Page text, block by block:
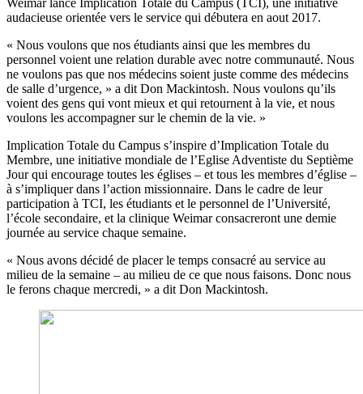
audacieuse orientée vers le service qui débutera en aout 2017.
« Nous voulons que nos étudiants ainsi que les membres du
personnel voient une relation durable avec notre communauté. Nous
ne voulons pas que nos médecins soient juste comme des médecins
de salle d’urgence, » a dit Don Mackintosh. Nous voulons qu’ils
voient des gens qui vont mieux et qui retournent à la vie, et nous
voulons les accompagner sur le chemin de la vie. »
Implication Totale du Campus s’inspire d’Implication Totale du
Membre, une initiative mondiale de l’Eglise Adventiste du Septième
Jour qui encourage toutes les églises – et tous les membres d’église –
à s’impliquer dans l’action missionnaire. Dans le cadre de leur
participation à TCI, les étudiants et le personnel de l’Université,
l’école secondaire, et la clinique Weimar consacreront une demie
journée au service chaque semaine.
« Nous avons décidé de placer le temps consacré au service au
milieu de la semaine – au milieu de ce que nous faisons. Donc nous
le ferons chaque mercredi, » a dit Don Mackintosh.